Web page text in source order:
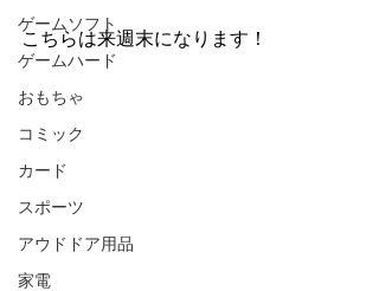
ゲームソフト
ゲームハード
おもちゃ
コミック
カード
スポーツ
アウドドア用品
家電
こちらは来週末になります！